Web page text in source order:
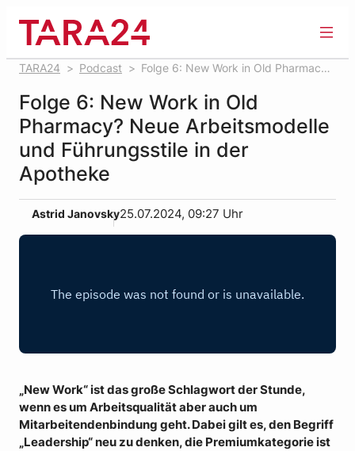
springen
TARA24 Podcast
Folge 6: New Work in Old Pharmacy?
Folge 6: New Work in Old
Pharmacy? Neue Arbeitsmodelle
und Führungsstile in der
Apotheke
Astrid Janovsky25.07.2024, 09:27 Uhr
„New Work“ ist das große Schlagwort der Stunde,
wenn es um Arbeitsqualität aber auch um
Mitarbeitendenbindung geht. Dabei gilt es, den Begriff
„Leadership“ neu zu denken, die Premiumkategorie ist